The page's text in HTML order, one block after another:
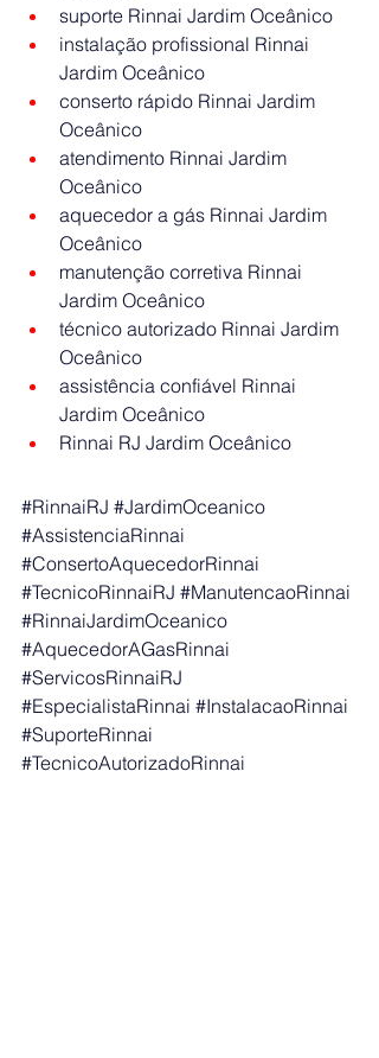
suporte Rinnai Jardim Oceânico
instalação profissional Rinnai
Jardim Oceânico
conserto rápido Rinnai Jardim
Oceânico
atendimento Rinnai Jardim
Oceânico
aquecedor a gás Rinnai Jardim
Oceânico
manutenção corretiva Rinnai
Jardim Oceânico
técnico autorizado Rinnai Jardim
Oceânico
assistência confiável Rinnai
Jardim Oceânico
Rinnai RJ Jardim Oceânico
#RinnaiRJ #JardimOceanico
#AssistenciaRinnai
#ConsertoAquecedorRinnai
#TecnicoRinnaiRJ #ManutencaoRinnai
#RinnaiJardimOceanico
#AquecedorAGasRinnai
#ServicosRinnaiRJ
#EspecialistaRinnai #InstalacaoRinnai
#SuporteRinnai
#TecnicoAutorizadoRinnai